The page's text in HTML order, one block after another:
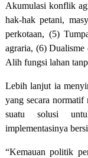
Akumulasi konflik
hak-hak petani,
perkotaan, (5)
agraria, (6) Dualisme
Alih fungsi lahan
Lebih lanjut ia
yang secara normatif
suatu solusi
implementasinya
“Kemauan politik